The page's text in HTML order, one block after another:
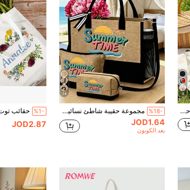
4
حقيبة تسوق، حقيبة مكياج، حقيبة يد، حقيبة كتف، حقيبة تخزين، حقيبة أدوات تجميل، حقيبة مكياج للسفر، حقيبة ظهر بنقوش معمارية وزهرية وحروفية، مناسبة للخريجين والفتيات وطلاب الجامعات، يمكن استخدامها كحقيبة تخزين مستحضرات تجميل محمولة، كما أنها هدية فريدة ليوم المعلم وهدية عيد ميلاد وهدية عطلة وهدية حفلة وهدية إجازة وهدية زفاف وهدية العودة إلى المدرسة، مثالية للمكتب والجامعة والأعمال والتنقل والأنشطة الخارجية والسفر والأنشطة الخارجية.
14
%18- مجموعة حقيبة شاطئ نسائية بطبعة صيفية، حقيبة شاطئ قماشية قابلة لإعادة الاستخدام للتسوق والسفر وحقيبة مستحضرات تجميل، حقيبة كتف، حقيبة يد، حقيبة مكياج من الكتان، مناسبة لعطلات الشاطئ في الربيع/الصيف والزفاف في الهواء الطلق، عيد الميلاد، العطلات، هدية للنساء، الأم، المعلمة، الصديقة، وصيفة العروس، الطالبة، هدية العودة إلى المدرسة، حقيبة سفر للعطلات وعطلات نهاية الأسبوع والرحلات القصيرة، هدية عيد ميلاد شخصية
JOD1.64
بعد الكوبون
%1-
JOD2.87